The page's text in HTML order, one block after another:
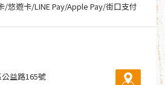
/悠遊卡/LINE Pay/Apple Pay/街口支付
益路165號